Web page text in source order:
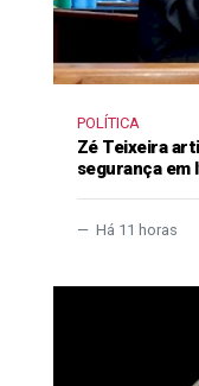
POLÍTICA
Zé Teixeira
segurança em
Há 11 horas